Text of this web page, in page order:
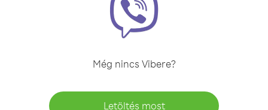
Még nincs Vibere?
Letöltés most